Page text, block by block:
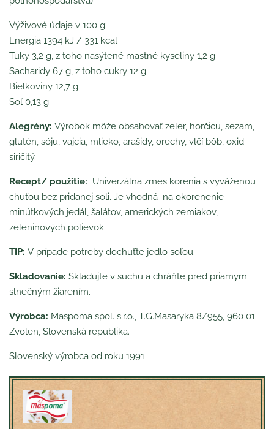
Výživové údaje v 100 g:
Energia 1394 kJ / 331 kcal
Tuky 3,2 g, z toho nasýtené mastné kyseliny 1,2 g
Sacharidy 67 g, z toho cukry 12 g
Bielkoviny 12,7 g
Soľ 0,13 g
Alegrény: Výrobok môže obsahovať zeler, horčicu, sezam,
glutén, sóju, vajcia, mlieko, arašidy, orechy, vlčí bôb, oxid
siričitý.
Recept/ použitie: Univerzálna zmes korenia s vyváženou
chuťou bez pridanej soli. Je vhodná na okorenenie
minútkových jedál, šalátov, amerických zemiakov,
zeleninových polievok.
TIP: V prípade potreby dochuťte jedlo soľou.
Skladovanie: Skladujte v suchu a chráňte pred priamym
slnečným žiarením.
Výrobca: Mäspoma spol. s.r.o., T.G.Masaryka 8/955, 960 01
Zvolen, Slovenská republika.
Slovenský výrobca od roku 1991